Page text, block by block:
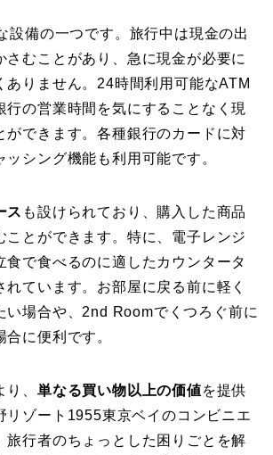
設備の一つです。旅行中は現金の出
さむことがあり、急に現金が必要に
ありません。24時間利用可能なATM
行の営業時間を気にすることなく現
ができます。各種銀行のカードに対
ッシング機能も利用可能です。
ス も設けられており、購入した商品
ことができます。特に、電子レンジ
食で食べるのに適したカウンタータ
れています。お部屋に戻る前に軽く
い場合や、2nd Roomでくつろぐ前に
に便利です。
、 単なる買い物以上の価値を提供
リゾート1955東京ベイのコンビニエ
旅行者のちょっとした困りごとを解